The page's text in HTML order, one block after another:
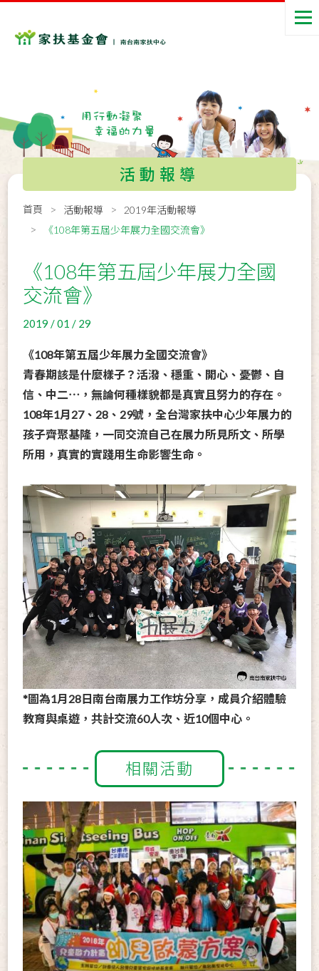
活動報導
首頁 活動報導
2019年活動報導
《108年第五屆少年展力全國交流會》
《108年第五屆少年展力全國
交流會》
2019 / 01 / 29
《108年第五屆少年展力全國交流會》
青春期該是什麼樣子？活潑、穩重、開心、憂鬱、自
信、中二⋯，無論何種樣貌都是真實且努力的存在。
108年1月27、28、29號，全台灣家扶中心少年展力的
孩子齊聚基隆，一同交流自己在展力所見所文、所學
所用，真實的實踐用生命影響生命。
*圖為1月28日南台南展力工作坊分享，成員介紹體驗
教育與桌遊，共計交流60人次、近10個中心。
相關活動